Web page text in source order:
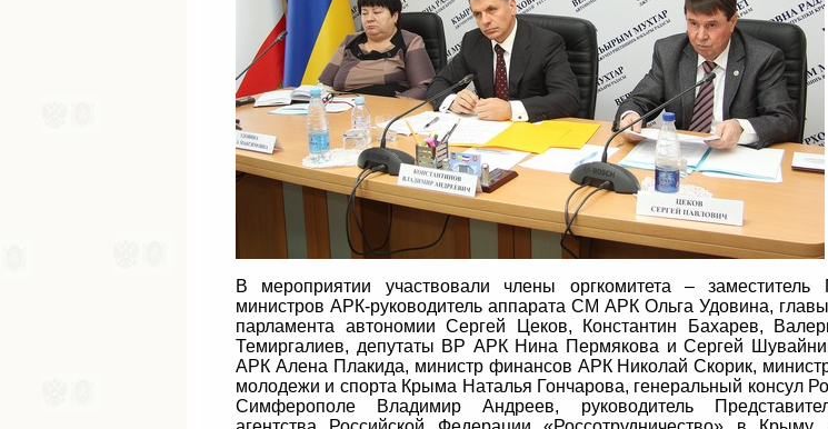
В мероприятии участвовали члены оргкомитета – заместитель
министров АРК-руководитель аппарата СМ АРК Ольга Удовина,
парламента автономии Сергей Цеков, Константин Бахарев,
Темиргалиев, депутаты ВР АРК Нина Пермякова и Сергей
АРК Алена Плакида, министр финансов АРК Николай Скорик,
молодежи и спорта Крыма Наталья Гончарова, генеральный консул
Симферополе Владимир Андреев, руководитель